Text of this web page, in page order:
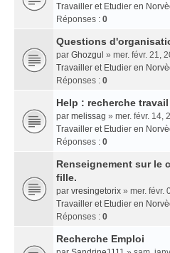
Travailler et Etudier en
Réponses : 0
Questions
par Ghozgul » mer. févr. 21,
Travailler et Etudier en
Réponses : 0
Help : recherche
par melissag » mer. févr. 14,
Travailler et Etudier en
Réponses : 0
Renseignement sur le
fille.
par vresingetorix » mer. févr.
Travailler et Etudier en
Réponses : 0
Recherche Emploi